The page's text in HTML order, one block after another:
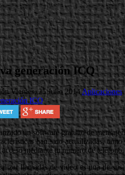
generación ICQ
Viernes, 25 Julio 2014Aplicaciones
un software gratuito de
han sido actualizadas,
acceso mediante tu número de
llamadas de vídeo es una de